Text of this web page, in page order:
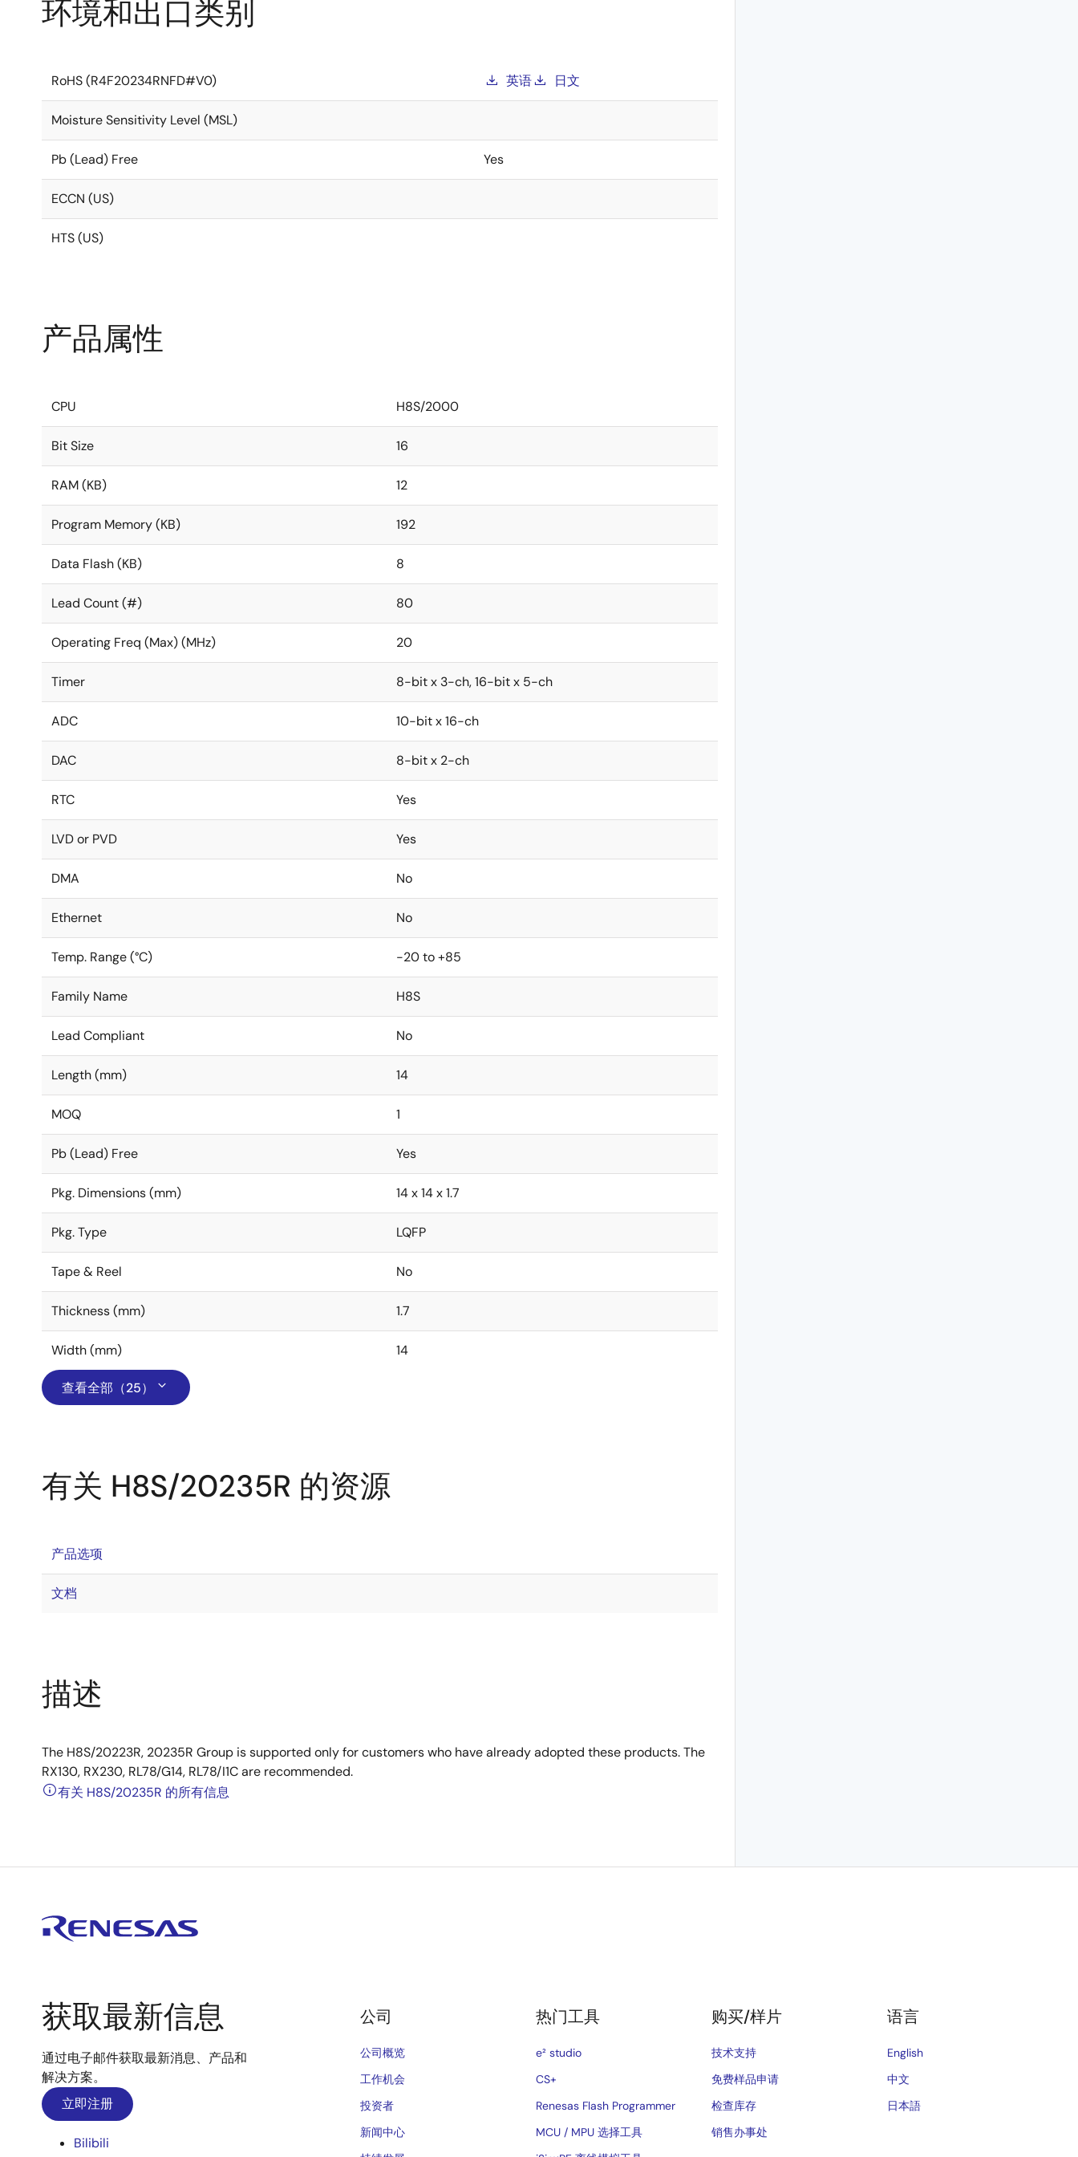
环境和出口类别
RoHS (R4F20234RNFD#V0) 英语 日文
Moisture Sensitivity Level (MSL)
Pb (Lead) Free Yes
ECCN (US)
HTS (US)
产品属性
CPU H8S/2000
Bit Size 16
RAM (KB) 12
Program Memory (KB) 192
Data Flash (KB) 8
Lead Count (#) 80
Operating Freq (Max) (MHz) 20
Timer 8-bit x 3-ch, 16-bit x 5-ch
ADC 10-bit x 16-ch
DAC 8-bit x 2-ch
RTC Yes
LVD or PVD Yes
DMA No
Ethernet No
Temp. Range (°C) -20 to +85
Family Name H8S
Lead Compliant No
Length (mm) 14
MOQ 1
Pb (Lead) Free Yes
Pkg. Dimensions (mm) 14 x 14 x 1.7
Pkg. Type LQFP
Tape & Reel No
Thickness (mm) 1.7
Width (mm) 14
查看全部（25）
有关 H8S/20235R 的资源
产品选项
文档
描述
The H8S/20223R, 20235R Group is supported only for customers who have already adopted these products. The
RX130, RX230, RL78/G14, RL78/I1C are recommended.
有关 H8S/20235R 的所有信息
获取最新信息
通过电子邮件获取最新消息、产品和
解决方案。
立即注册
Bilibili
公司
公司概览
工作机会
投资者
新闻中心
热门工具
e² studio
CS+
Renesas Flash Programmer
MCU / MPU 选择工具
购买/样片
技术支持
免费样品申请
检查库存
销售办事处
语言
English
中文
日本語